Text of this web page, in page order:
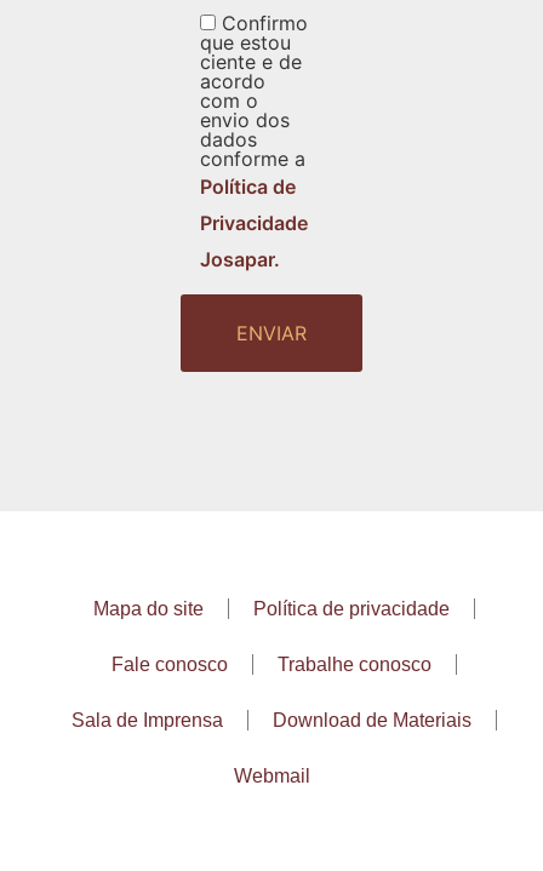
Confirmo
que estou
ciente e de
acordo
com o
envio dos
dados
conforme a
Política de
Privacidade
Josapar.
Mapa do site Política de privacidade
Fale conosco Trabalhe conosco
Sala de Imprensa Download de Materiais
Webmail